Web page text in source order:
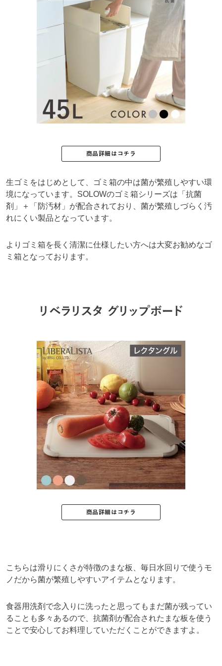
商品詳細はコチラ
生ゴミをはじめとして、ゴミ箱の中は菌が繁殖しやすい環
境になっています。SOLOWのゴミ箱シリーズは「抗菌
剤」＋「防汚材」が配合されており、菌が繁殖しづらく汚
れにくい製品となっています。
よりゴミ箱を長く清潔に仕様したい方へは大変お勧めなゴ
ミ箱となっております。
リベラリスタ グリップボード
商品詳細はコチラ
こちらは滑りにくさが特徴のまな板、毎日水回りで使うモ
ノだから菌が繁殖しやすいアイテムとなります。
食器用洗剤で念入りに洗ったと思ってもまだ菌が残ってい
ることも多々あるので、抗菌剤が配合されたまな板を使う
ことで安心してお料理していただくことができますよ。